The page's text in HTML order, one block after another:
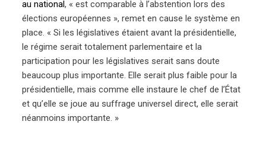
au national, « est comparable à l’abstention lors des
élections européennes », remet en cause le système en
place. « Si les législatives étaient avant la présidentielle,
le régime serait totalement parlementaire et la
participation pour les législatives serait sans doute
beaucoup plus importante. Elle serait plus faible pour la
présidentielle, mais comme elle instaure le chef de l’État
et qu’elle se joue au suffrage universel direct, elle serait
néanmoins importante. »